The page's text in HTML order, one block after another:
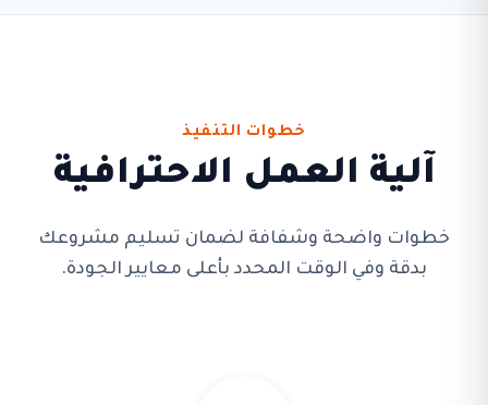
خطوات التنفيذ
آلية العمل الاحترافية
خطوات واضحة وشفافة لضمان تسليم مشروعك
بدقة وفي الوقت المحدد بأعلى معايير الجودة.